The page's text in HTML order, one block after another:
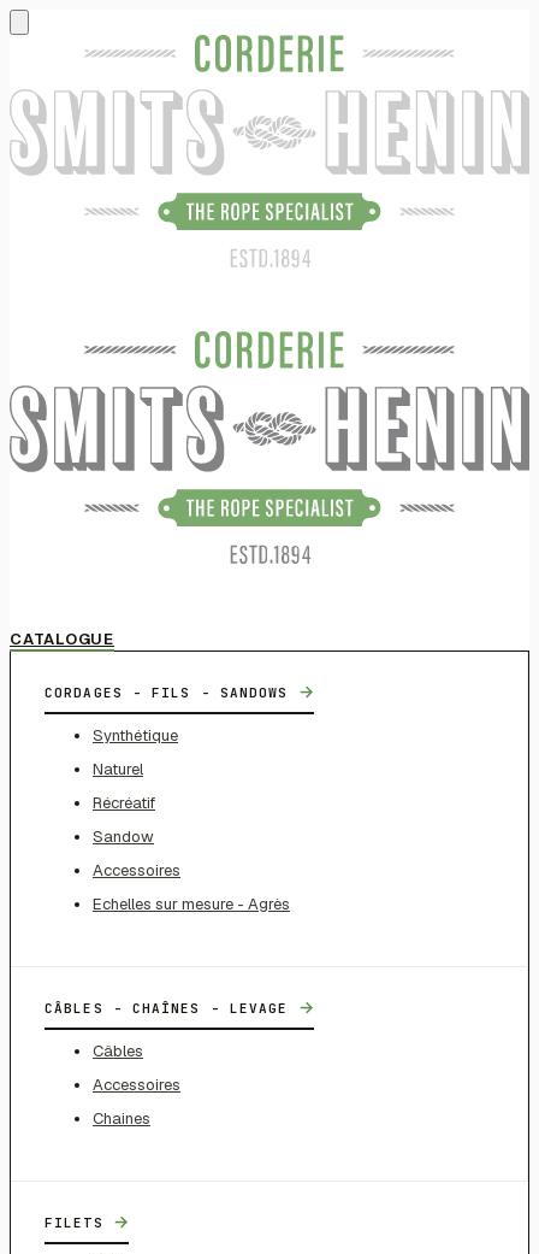
CATALOGUE
CORDAGES - FILS - SANDOWS →
Synthétique
Naturel
Récréatif
Sandow
Accessoires
Echelles sur mesure - Agrès
CÂBLES - CHAÎNES - LEVAGE →
Câbles
Accessoires
Chaines
FILETS →